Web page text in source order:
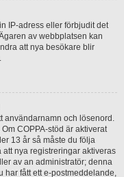
IP-adress eller förbjudit det
av webbplatsen kan
att nya besökare blir
användarnamn och lösenord.
COPPA-stöd är aktiverat
13 år så måste du följa
att nya registreringar aktiveras
av an administratör; denna
har fått ett e-postmeddelande,